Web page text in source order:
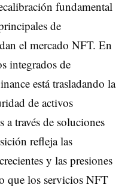
fundamental
de
el mercado NFT. En
integrados de
está trasladando la
de activos
a través de soluciones
refleja las
y las presiones
que los servicios NFT